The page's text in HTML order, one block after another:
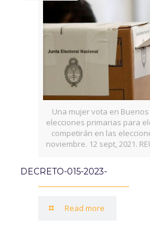
Una mujer vota en
elecciones primarias para
competirán en las
noviembre. 12 sept, 2021.
DECRETO-015-2023-
Read more